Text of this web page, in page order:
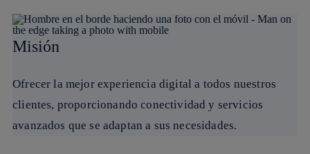
Misión
Ofrecer la mejor experiencia digital a todos nuestros
clientes, proporcionando conectividad y servicios
avanzados que se adaptan a sus necesidades.